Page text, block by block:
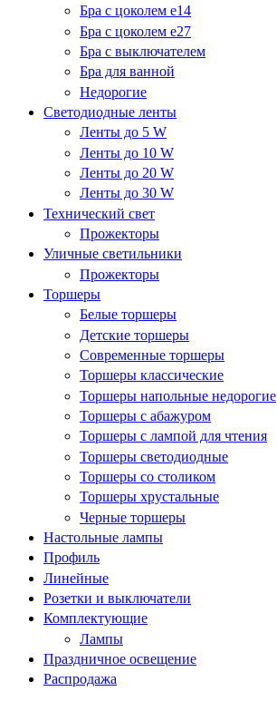
Бра с цоколем e14
Бра с цоколем e27
Бра с выключателем
Бра для ванной
Недорогие
Светодиодные ленты
Ленты до 5 W
Ленты до 10 W
Ленты до 20 W
Ленты до 30 W
Технический свет
Прожекторы
Уличные светильники
Прожекторы
Торшеры
Белые торшеры
Детские торшеры
Современные торшеры
Торшеры классические
Торшеры напольные недорогие
Торшеры с абажуром
Торшеры с лампой для чтения
Торшеры светодиодные
Торшеры со столиком
Торшеры хрустальные
Черные торшеры
Настольные лампы
Профиль
Линейные
Розетки и выключатели
Комплектующие
Лампы
Праздничное освещение
Распродажа